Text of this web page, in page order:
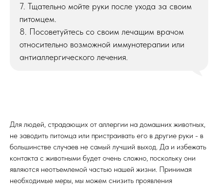
7. Тщательно мойте руки после ухода за своим
питомцем.
8. Посоветуйтесь со своим лечащим врачом
относительно возможной иммунотерапии или
антиаллергического лечения.
Для людей, страдающих от аллергии на домашних животных,
не заводить питомца или пристраивать его в другие руки - в
большинстве случаев не самый лучший выход. Да и избежать
контакта с животными будет очень сложно, поскольку они
являются неотъемлемой частью нашей жизни. Принимая
необходимые меры, мы можем снизить проявления